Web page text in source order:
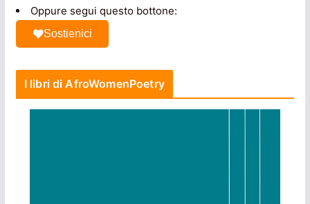
Oppure segui questo bottone:
Sostienici
I libri di AfroWomenPoetry